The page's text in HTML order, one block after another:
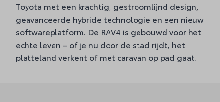
Toyota met een krachtig, gestroomlijnd design,
geavanceerde hybride technologie en een nieuw
softwareplatform. De RAV4 is gebouwd voor het
echte leven – of je nu door de stad rijdt, het
platteland verkent of met caravan op pad gaat.